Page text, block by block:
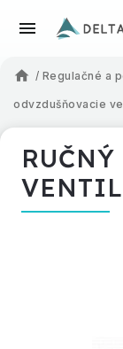
/ Regulačné a
odvzdušňovacie